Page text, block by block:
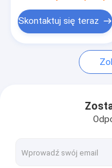
Aktualności
CBN Sharpening
CBN Wheels For
Skontaktuj się teraz